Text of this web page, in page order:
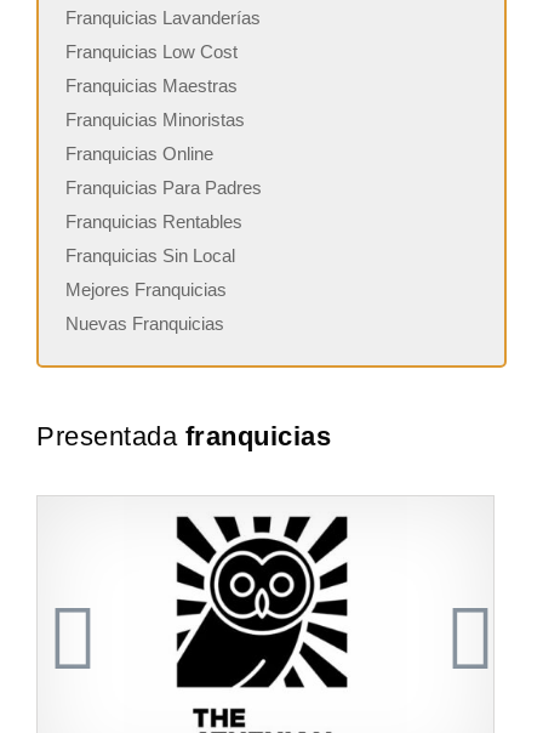
Franquicias Lavanderías
Franquicias Low Cost
Franquicias Maestras
Franquicias Minoristas
Franquicias Online
Franquicias Para Padres
Franquicias Rentables
Franquicias Sin Local
Mejores Franquicias
Nuevas Franquicias
Presentada franquicias